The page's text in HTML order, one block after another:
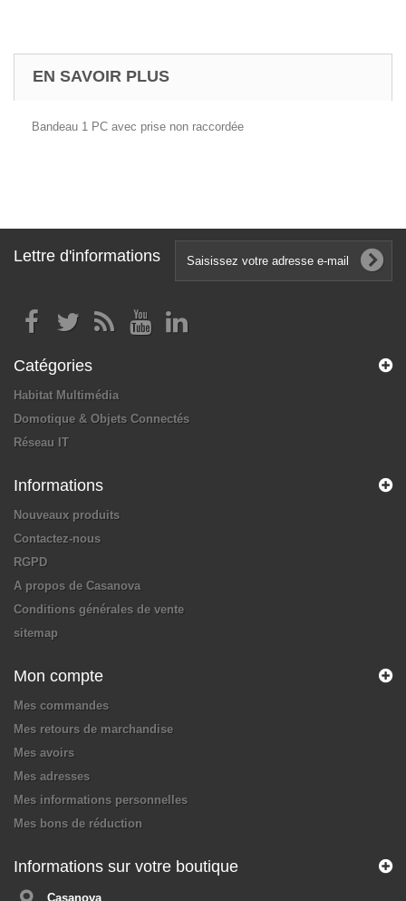
EN SAVOIR PLUS
Bandeau 1 PC avec prise non raccordée
Lettre d'informations
Catégories
Habitat Multimédia
Domotique & Objets Connectés
Réseau IT
Informations
Nouveaux produits
Contactez-nous
RGPD
A propos de Casanova
Conditions générales de vente
sitemap
Mon compte
Mes commandes
Mes retours de marchandise
Mes avoirs
Mes adresses
Mes informations personnelles
Mes bons de réduction
Informations sur votre boutique
Casanova